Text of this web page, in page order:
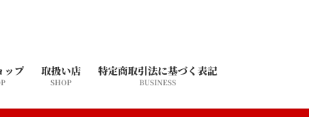
ップ 取扱い店
SHOP
特定商取引法に基づく表記
BUSINESS